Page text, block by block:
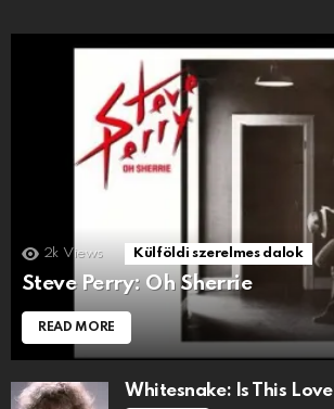
2k Views Külföldi szerelmes dalok
Steve Perry: Oh Sherrie
READ MORE
Whitesnake: Is This Love